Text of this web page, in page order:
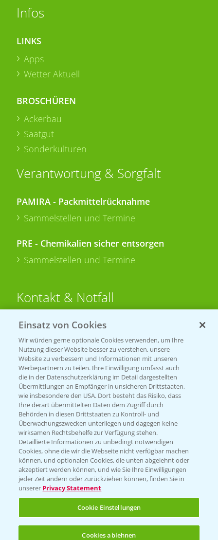
Infos
LINKS
Apps
Wetter Aktuell
BROSCHÜREN
Ackerbau
Saatgut
Sonderkulturen
Verantwortung & Sorgfalt
PAMIRA - Packmittelrücknahme
Sammelstellen und Termine
PRE - Chemikalien sicher entsorgen
Sammelstellen und Termine
Kontakt & Notfall
Beratung auf WhatsApp
T.+49 (0)174 346 564 1
KONTAKT
Hilfe in Notfällen
T.+49 (0)214/30-20220
Folgen Sie uns
Einsatz von Cookies
Wir würden gerne optionale Cookies verwenden, um Ihre
Nutzung dieser Website besser zu verstehen, unsere
Website zu verbessern und Informationen mit unseren
Werbepartnern zu teilen. Ihre Einwilligung umfasst auch
die in der Datenschutzerklärung im Detail dargestellten
Übermittlungen an Empfänger in unsicheren Drittstaaten,
wie insbesondere den USA. Dort besteht das Risiko, dass
Ihre derart übermittelten Daten dem Zugriff durch
Behörden in diesen Drittstaaten zu Kontroll- und
Überwachungszwecken unterliegen und dagegen keine
wirksamen Rechtsbehelfe zur Verfügung stehen.
Detaillierte Informationen zu unbedingt notwendigen
Cookies, ohne die wir die Webseite nicht verfügbar machen
können, und optionalen Cookies, die unten abgelehnt oder
akzeptiert werden können, und wie Sie Ihre Einwilligungen
jeder Zeit ändern oder zurückziehen können, finden Sie in
unserer Privacy Statement
Cookie Einstellungen
Cookies ablehnen